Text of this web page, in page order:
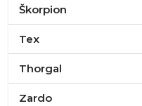
Škorpion
Tex
Thorgal
Zardo